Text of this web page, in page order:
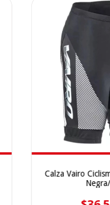
Calza Vairo